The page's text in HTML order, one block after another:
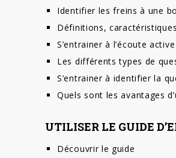
Identifier les freins à une
Définitions,
S’entrainer à l’écoute
Les différents types de
S’entrainer à identifier la
Quels sont les avantages
UTILISER LE GUIDE
Découvrir le guide